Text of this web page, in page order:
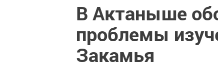
В Актаныше
проблемы
Закамья